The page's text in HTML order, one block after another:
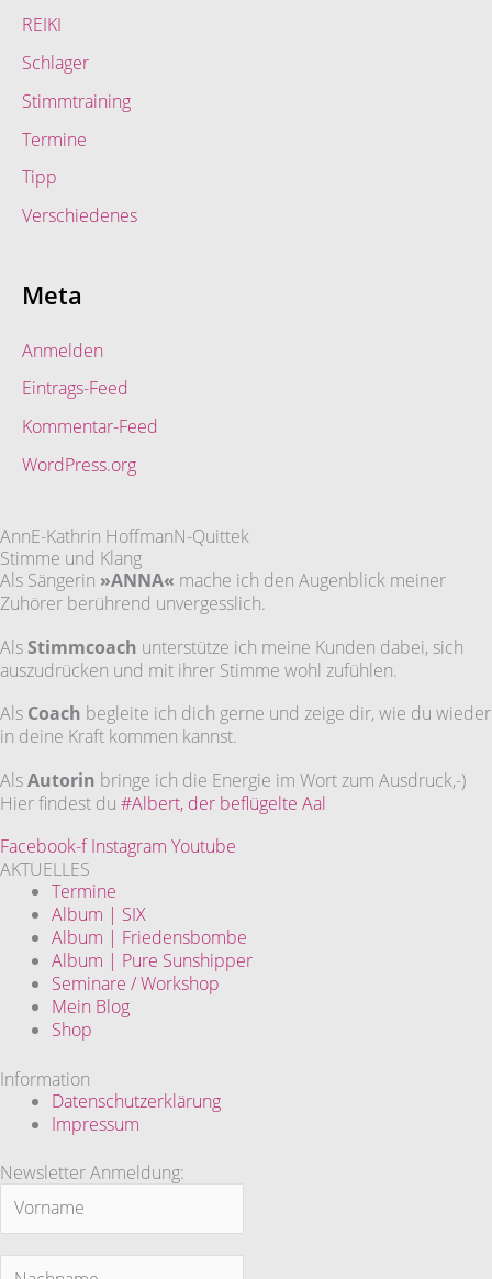
REIKI
Schlager
Stimmtraining
Termine
Tipp
Verschiedenes
Meta
Anmelden
Eintrags-Feed
Kommentar-Feed
WordPress.org
AnnE-Kathrin HoffmanN-Quittek
Stimme und Klang
Als Sängerin »ANNA« mache ich den Augenblick meiner
Zuhörer berührend unvergesslich.
AlsStimmcoach unterstütze ich meine Kunden dabei, sich
auszudrücken und mit ihrer Stimme wohl zufühlen.
Als Coach begleite ich dich gerne und zeige dir, wie du wieder
in deine Kraft kommen kannst.
AlsAutorin bringe ich die Energie im Wort zum Ausdruck,-)
Hier findest du #Albert, der beflügelte Aal
Facebook-f Instagram Youtube
AKTUELLES
Termine
Album | SIX
Album | Friedensbombe
Album | Pure Sunshipper
Seminare / Workshop
Mein Blog
Shop
Information
Datenschutzerklärung
Impressum
Newsletter Anmeldung: